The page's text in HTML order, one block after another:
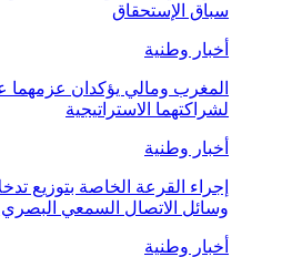
سباق الإستحقاق
أخبار وطنية
المغرب ومالي يؤكدان
لشراكتهما الاستراتيجية
أخبار وطنية
إجراء القرعة الخاصة بتوزيع
وسائل الاتصال السمعي
أخبار وطنية